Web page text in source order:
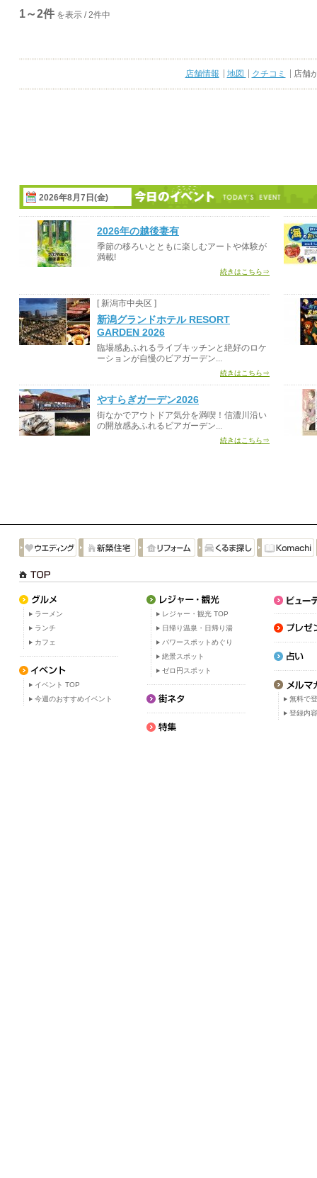
1～2件 を表示 / 2件中
店舗情報 地図 クチコミ 店舗
2026年8月7日(金)
2026年の越後妻有
季節の移ろいとともに楽しむアートや体験が
満載!
続きはこちら⇒
[ 新潟市中央区 ]
新潟グランドホテル RESORT
GARDEN 2026
臨場感あふれるライブキッチンと絶好のロケ
ーションが自慢のビアガーデン...
続きはこちら⇒
やすらぎガーデン2026
街なかでアウトドア気分を満喫！信濃川沿い
の開放感あふれるビアガーデン...
続きはこちら⇒
ラーメン
ランチ
カフェ
イベント TOP
今週のおすすめイベント
レジャー・観光 TOP
日帰り温泉・日帰り湯
パワースポットめぐり
絶景スポット
ゼロ円スポット
無料で
登録内